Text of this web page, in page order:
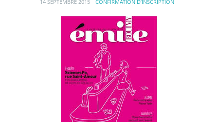
14 SEPTEMBRE 2015 CONFIRMATION D’INSCRIPTION